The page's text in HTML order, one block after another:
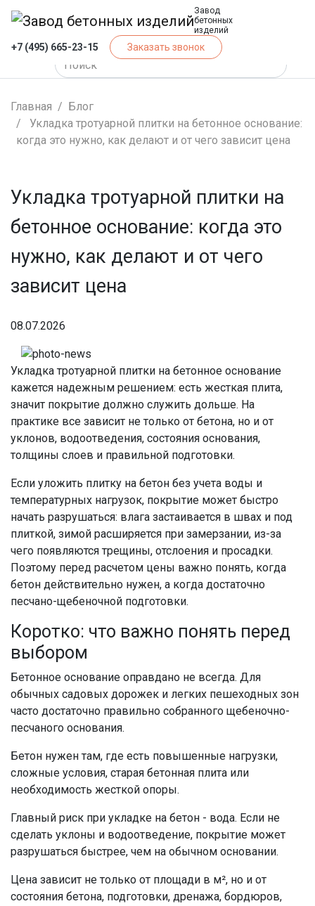
Завод
бетонных
изделий
+7 (495) 665-23-15 Заказать звонок
Главная
Блог
Укладка тротуарной плитки на бетонное основание:
когда это нужно, как делают и от чего зависит цена
Укладка тротуарной плитки на
бетонное основание: когда это
нужно, как делают и от чего
зависит цена
08.07.2026
Укладка тротуарной плитки на бетонное основание
кажется надежным решением: есть жесткая плита,
значит покрытие должно служить дольше. На
практике все зависит не только от бетона, но и от
уклонов, водоотведения, состояния основания,
толщины слоев и правильной подготовки.
Если уложить плитку на бетон без учета воды и
температурных нагрузок, покрытие может быстро
начать разрушаться: влага застаивается в швах и под
плиткой, зимой расширяется при замерзании, из-за
чего появляются трещины, отслоения и просадки.
Поэтому перед расчетом цены важно понять, когда
бетон действительно нужен, а когда достаточно
песчано-щебеночной подготовки.
Коротко: что важно понять перед
выбором
Бетонное основание оправдано не всегда. Для
обычных садовых дорожек и легких пешеходных зон
часто достаточно правильно собранного щебеночно-
песчаного основания.
Бетон нужен там, где есть повышенные нагрузки,
сложные условия, старая бетонная плита или
необходимость жесткой опоры.
Главный риск при укладке на бетон - вода. Если не
сделать уклоны и водоотведение, покрытие может
разрушаться быстрее, чем на обычном основании.
Цена зависит не только от площади в м², но и от
состояния бетона, подготовки, дренажа, бордюров,